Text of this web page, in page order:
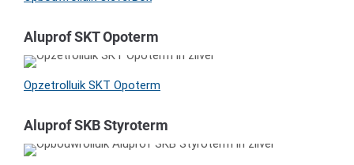
Aluprof SKT Opoterm
Opzetrolluik SKT Opoterm
Aluprof SKB Styroterm